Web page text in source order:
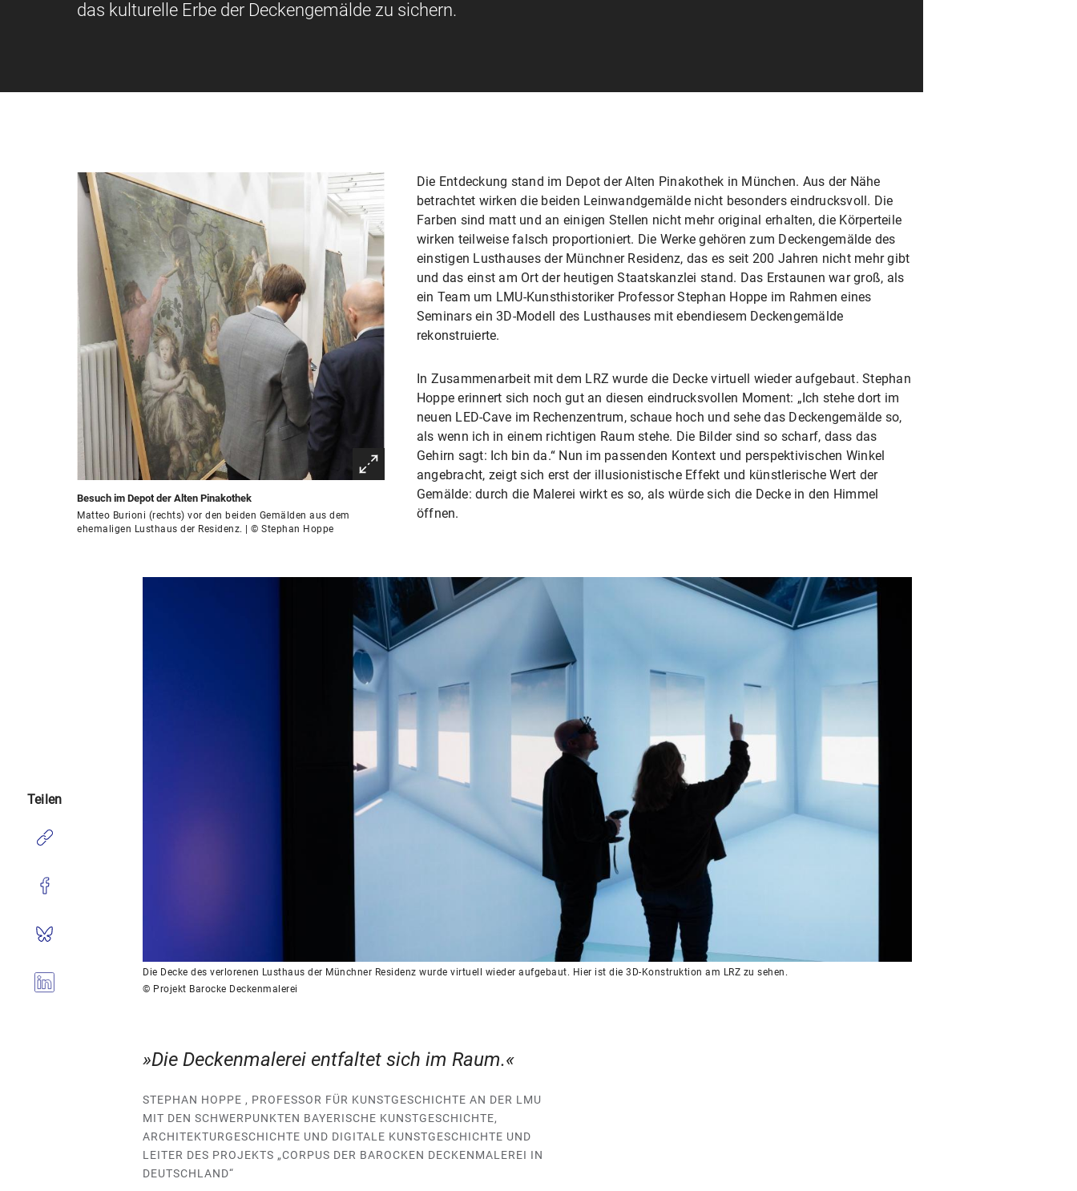
das kulturelle Erbe der Deckengemälde zu sichern.
Besuch im Depot der Alten Pinakothek
Matteo Burioni (rechts) vor den beiden Gemälden aus dem
ehemaligen Lusthaus der Residenz. | © Stephan Hoppe
Die Entdeckung stand im Depot der Alten Pinakothek in München. Aus der Nähe
betrachtet wirken die beiden Leinwandgemälde nicht besonders eindrucksvoll. Die
Farben sind matt und an einigen Stellen nicht mehr original erhalten, die Körperteile
wirken teilweise falsch proportioniert. Die Werke gehören zum Deckengemälde des
einstigen Lusthauses der Münchner Residenz, das es seit 200 Jahren nicht mehr gibt
und das einst am Ort der heutigen Staatskanzlei stand. Das Erstaunen war groß, als
ein Team um LMU-Kunsthistoriker Professor Stephan Hoppe im Rahmen eines
Seminars ein 3D-Modell des Lusthauses mit ebendiesem Deckengemälde
rekonstruierte.
In Zusammenarbeit mit dem LRZ wurde die Decke virtuell wieder aufgebaut. Stephan
Hoppe erinnert sich noch gut an diesen eindrucksvollen Moment: „Ich stehe dort im
neuen LED-Cave im Rechenzentrum, schaue hoch und sehe das Deckengemälde so,
als wenn ich in einem richtigen Raum stehe. Die Bilder sind so scharf, dass das
Gehirn sagt: Ich bin da.“ Nun im passenden Kontext und perspektivischen Winkel
angebracht, zeigt sich erst der illusionistische Effekt und künstlerische Wert der
Gemälde: durch die Malerei wirkt es so, als würde sich die Decke in den Himmel
öffnen.
Die Decke des verlorenen Lusthaus der Münchner Residenz wurde virtuell wieder aufgebaut. Hier ist die 3D-Konstruktion am LRZ zu sehen.
© Projekt Barocke Deckenmalerei
Die Deckenmalerei entfaltet sich im Raum.
STEPHAN HOPPE , PROFESSOR FÜR KUNSTGESCHICHTE AN DER LMU
MIT DEN SCHWERPUNKTEN BAYERISCHE KUNSTGESCHICHTE,
ARCHITEKTURGESCHICHTE UND DIGITALE KUNSTGESCHICHTE UND
LEITER DES PROJEKTS „CORPUS DER BAROCKEN DECKENMALEREI IN
DEUTSCHLAND“
Teilen